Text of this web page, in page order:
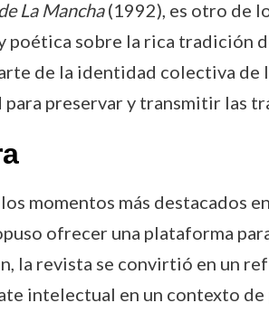
La Mancha(1992), es otro de
sobre la rica tradición
de la identidad colectiva de
preservar y transmitir las
momentos más destacados
ofrecer una plataforma
la revista se convirtió en un
intelectual en un contexto